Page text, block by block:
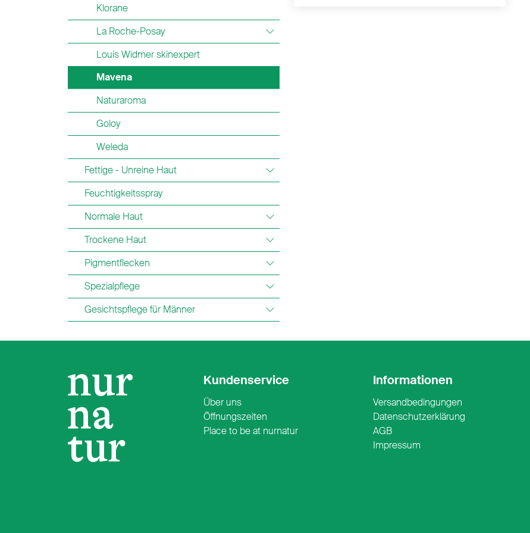
Klorane
La Roche-Posay
Louis Widmer skinexpert
Mavena
Naturaroma
Goloy
Weleda
Fettige - Unreine Haut
Feuchtigkeitsspray
Normale Haut
Trockene Haut
Pigmentflecken
Spezialpflege
Gesichtspflege für Männer
Kundenservice
Über uns
Öffnungszeiten
Place to be at nurnatur
Informationen
Versandbedingungen
Datenschutzerklärung
AGB
Impressum